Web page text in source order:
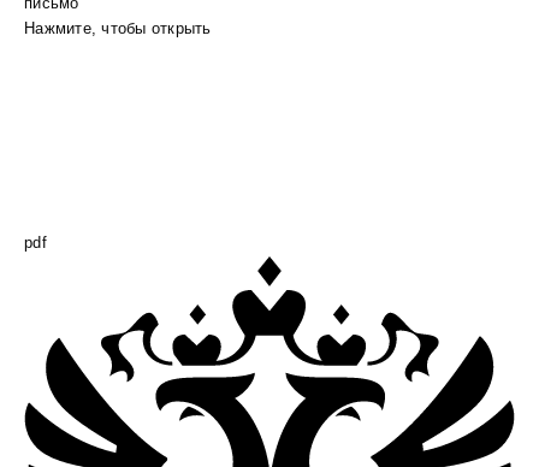
письмо
Нажмите, чтобы открыть
pdf